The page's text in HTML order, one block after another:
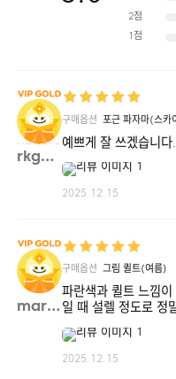
2점
1점
rkgml**
구매옵션 포근 파자마(스카
예쁘게 잘 쓰겠습니다.
2025.12.15
maria**
구매옵션 그림 퀼트(여름)
파란색과 퀼트 느낌
일 때 설렐 정도로 정
2025.12.15